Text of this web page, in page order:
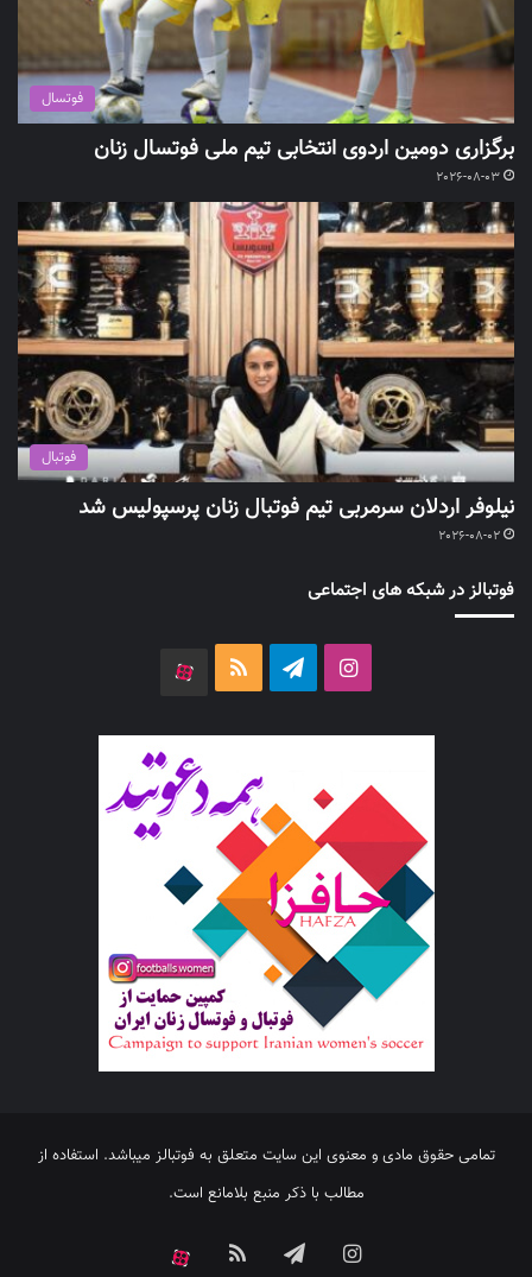
فوتسال
برگزاری دومین اردوی انتخابی تیم ملی فوتسال زنان
2026-08-03
فوتبال
نیلوفر اردلان سرمربی تیم فوتبال زنان پرسپولیس شد
2026-08-02
فوتبالز در شبکه های اجتماعی
اینستاگرامتلگرام خوراک
تمامی حقوق مادی و معنوی این سایت متعلق به فوتبالز میباشد. استفاده از
مطالب با ذکر منبع بلامانع است.
اینستاگرامتلگرام خوراک